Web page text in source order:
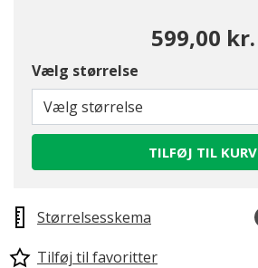
599,00 kr.
Vælg størrelse
Vælg størrelse
TILFØJ TIL KURV
Størrelsesskema
Tilføj til favoritter